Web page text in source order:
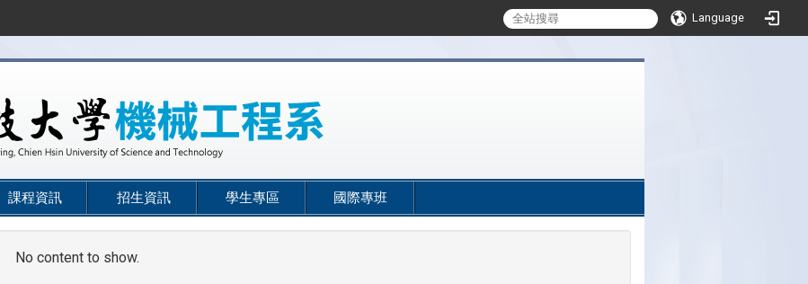
Language
課程資訊 招生資訊 學生專區 國際專班
No content to show.